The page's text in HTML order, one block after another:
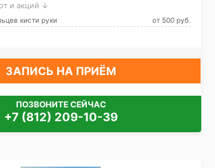
и акций ↓
кисти руки от 500 pуб.
ЗАПИСЬ НА ПРИЁМ
ПОЗВОНИТЕ СЕЙЧАС
+7 (812) 209-10-39